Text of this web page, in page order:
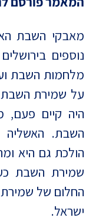
מאבקי השבת
נוספים
מלחמות השבת
על שמירת השבת
היה קיים פעם,
השבת.
הולכת גם היא
שמירת השבת
החלום של
ישראל.